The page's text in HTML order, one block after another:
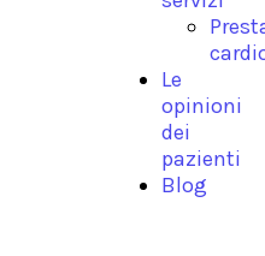
Le
opinioni
dei
pazienti
Blog